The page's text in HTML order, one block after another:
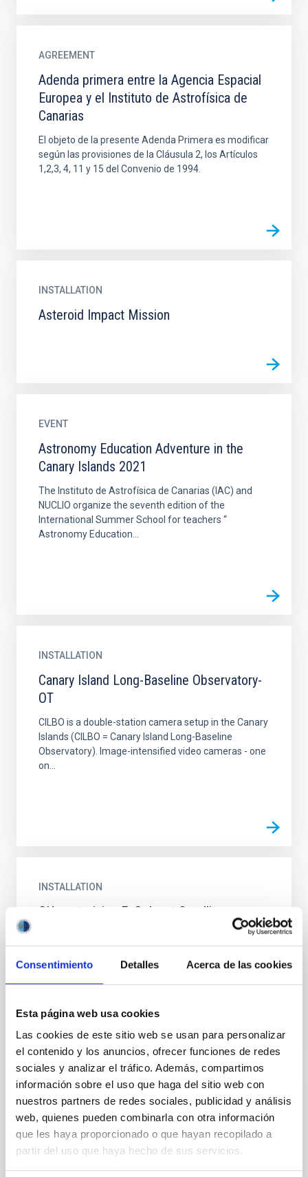
Consentimiento Detalles Acerca de las cookies
Esta página web usa cookies
Las cookies de este sitio web se usan para personalizar
el contenido y los anuncios, ofrecer funciones de redes
sociales y analizar el tráfico. Además, compartimos
información sobre el uso que haga del sitio web con
nuestros partners de redes sociales, publicidad y análisis
web, quienes pueden combinarla con otra información
que les haya proporcionado o que hayan recopilado a
partir del uso que haya hecho de sus servicios.
AGREEMENT
Adenda primera entre la Agencia Espacial
Europea y el Instituto de Astrofísica de
Canarias
El objeto de la presente Adenda Primera es modificar
según las provisiones de la Cláusula 2, los Artículos
1,2,3, 4, 11 y 15 del Convenio de 1994.
INSTALLATION
Asteroid Impact Mission
EVENT
Astronomy Education Adventure in the
Canary Islands 2021
The Instituto de Astrofísica de Canarias (IAC) and
NUCLIO organize the seventh edition of the
International Summer School for teachers “
Astronomy Education...
INSTALLATION
Canary Island Long-Baseline Observatory-
OT
CILBO is a double-station camera setup in the Canary
Islands (CILBO = Canary Island Long-Baseline
Observatory). Image-intensified video cameras - one
on...
INSTALLATION
CHaracterizing ExOplanet Satellite
launched into low Earth orbit to measure transits of
EVENT
CURSO: "Sostenibilidad con imágenes
desde el Espacio: introducción a Sentinel
Hub EO Browser para profesorado"